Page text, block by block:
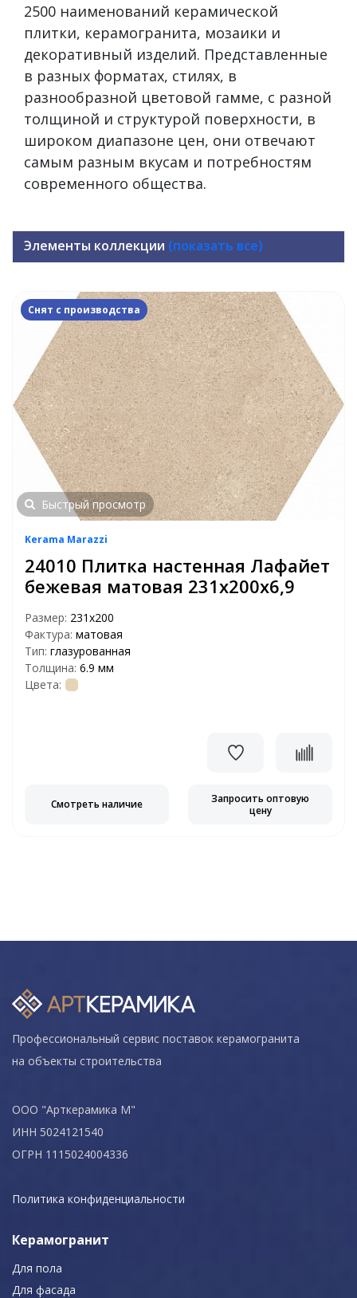
2500 наименований керамической
плитки, керамогранита, мозаики и
декоративный изделий. Представленные
в разных форматах, стилях, в
разнообразной цветовой гамме, с разной
толщиной и структурой поверхности, в
широком диапазоне цен, они отвечают
самым разным вкусам и потребностям
современного общества.
Элементы коллекции (показать все)
Снят с производства
Быстрый просмотр
Kerama Marazzi
24010 Плитка настенная Лафайет
бежевая матовая 231х200х6,9
Размер: 231х200
Фактура: матовая
Тип: глазурованная
Толщина: 6.9 мм
Цвета:
Смотреть наличие
Запросить оптовую
цену
Профессиональный сервис поставок керамогранита
на объекты строительства
ООО "Арткерамика М"
ИНН 5024121540
ОГРН 1115024004336
Политика конфиденциальности
Керамогранит
Для пола
Для фасада